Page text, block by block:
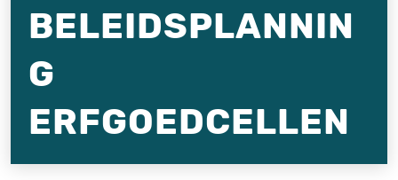
BELEIDSPLANNIN
G
ERFGOEDCELLEN